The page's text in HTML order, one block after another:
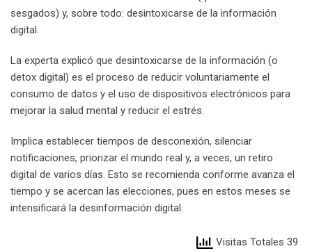
sesgados) y, sobre todo: desintoxicarse de la información
digital.
La experta explicó que desintoxicarse de la información (o
detox digital) es el proceso de reducir voluntariamente el
consumo de datos y el uso de dispositivos electrónicos para
mejorar la salud mental y reducir el estrés.
Implica establecer tiempos de desconexión, silenciar
notificaciones, priorizar el mundo real y, a veces, un retiro
digital de varios días. Esto se recomienda conforme avanza el
tiempo y se acercan las elecciones, pues en estos meses se
intensificará la desinformación digital.
Visitas Totales 39